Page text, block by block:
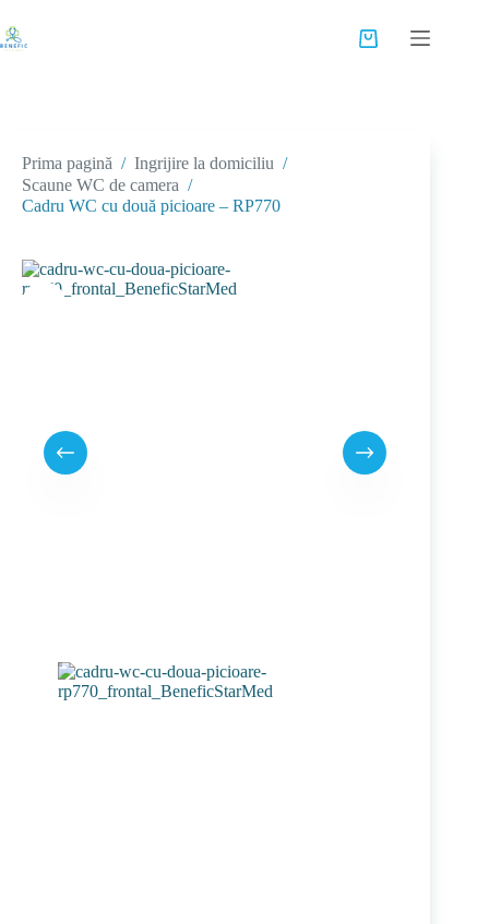
la
conținut
Coș
Prima pagină / Ingrijire la domiciliu /
Scaune WC de camera /
Cadru WC cu două picioare – RP770